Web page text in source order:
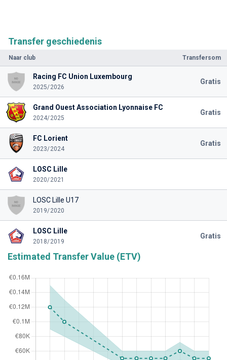
Transfer geschiedenis
Naar club Transfersom
Racing FC Union Luxembourg
2025/2026
Gratis
Grand Ouest Association Lyonnaise FC
2024/2025
Gratis
FC Lorient
2023/2024
Gratis
LOSC Lille
2020/2021
LOSC Lille U17
2019/2020
LOSC Lille
2018/2019
Gratis
Estimated Transfer Value (ETV)